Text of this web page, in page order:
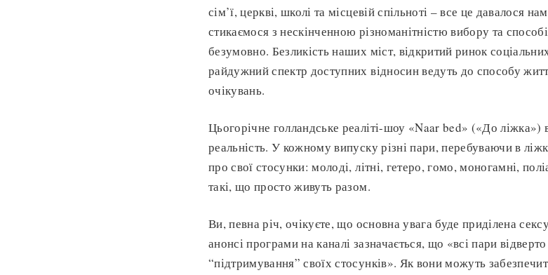
сім’ї, церкві, школі та місцевій спільноті – все це давалося
стикаємося з нескінченною різноманітністю вибору та
безумовно. Безликість наших міст, відкритий ринок
райдужний спектр доступних відносин ведуть до способу
очікувань.
Цьогорічне голландське реаліті-шоу «Naar bed» («До
реальність. У кожному випуску різні пари, перебуваючи в
про свої стосунки: молоді, літні, гетеро, гомо, моногамні,
такі, що просто живуть разом.
Ви, певна річ, очікуєте, що основна увага буде приділена
анонсі програми на каналі зазначається, що «всі пари
“підтримування” своїх стосунків». Як вони можуть